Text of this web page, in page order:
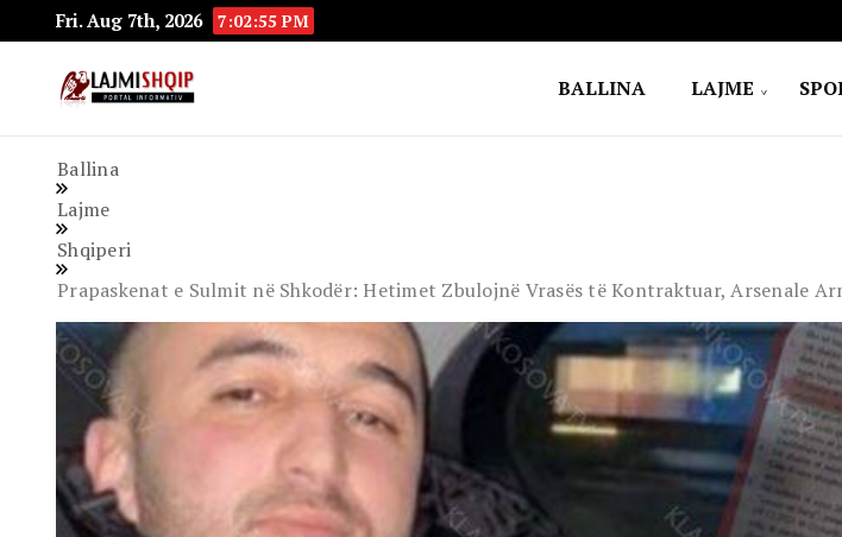
Fri. Aug 7th, 2026 7:02:57 PM
BALLINA LAJME
Ballina
Lajme
Shqiperi
Prapaskenat e Sulmit në Shkodër: Hetimet Zbulojnë Vrasës të Kontraktuar, Arsenale